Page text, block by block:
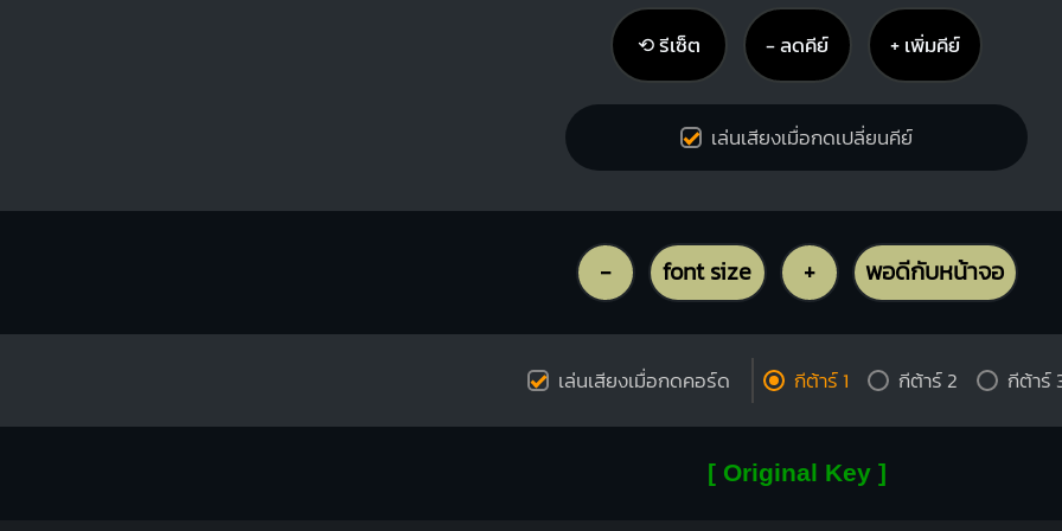
⟲ รีเซ็ต − ลดคีย์ + เพิ่มคีย์
เล่นเสียงเมื่อกดเปลี่ยนคีย์
- font size + พอดีกับหน้าจอ
เล่นเสียงเมื่อกดคอร์ด กีต้าร์ 1 กีต้าร์ 2 กีต้าร์
[ Original Key ]